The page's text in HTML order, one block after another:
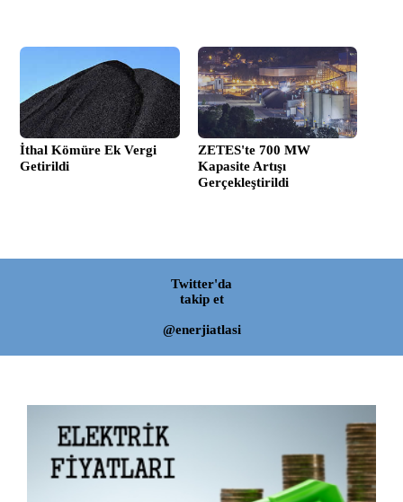
İthal Kömüre Ek Vergi
Getirildi
ZETES'te 700 MW
Kapasite Artışı
Gerçekleştirildi
Twitter'da
takip et
@enerjiatlasi